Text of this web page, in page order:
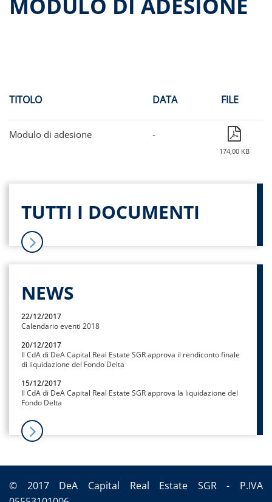
Proventi distribuiti
Tutti i documenti
MODULO DI ADESIONE
TITOLO DATA FILE
Modulo di adesione -
174,00 KB
TUTTI I DOCUMENTI
NEWS
22/12/2017
Calendario eventi 2018
20/12/2017
Il CdA di DeA Capital Real Estate SGR approva il rendiconto finale
di liquidazione del Fondo Delta
15/12/2017
Il CdA di DeA Capital Real Estate SGR approva la liquidazione del
Fondo Delta
© 2017 DeA Capital Real Estate SGR - P.IVA